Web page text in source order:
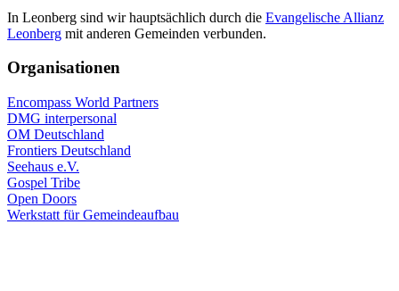
In Leonberg sind wir hauptsächlich durch die Evangelische Allianz
Leonberg mit anderen Gemeinden verbunden.
Organisationen
Encompass World Partners
DMG interpersonal
OM Deutschland
Frontiers Deutschland
Seehaus e.V.
Gospel Tribe
Open Doors
Werkstatt für Gemeindeaufbau